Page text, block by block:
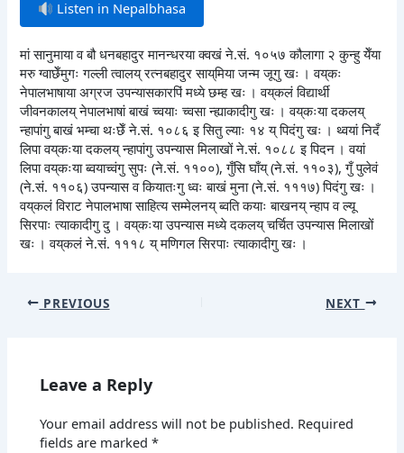
Listen in Nepalbhasa
मां सानुमाया व बौ धनबहादुर मानन्धरया क्वखं ने.सं. १०५७ कौलागा २ कुन्हु येँया
मरु ग्वाछेँमुगः गल्ली त्वालय् रत्नबहादुर साय्‌मिया जन्म जूगु खः । वय्‌कः
नेपालभाषाया अग्रज उपन्यासकारपिं मध्ये छम्ह खः । वय्‌कलं विद्यार्थी
जीवनकालय् नेपालभाषां बाखं च्वयाः च्वसा न्ह्याकादीगु खः । वय्‌कःया दकलय्
न्हापांगु बाखं भम्चा थःछेँ ने.सं. १०८६ इ सितु ल्याः १४ य् पिदंगु खः । थ्वयां निदँ
लिपा वय्‌कःया दकलय् न्हापांगु उपन्यास मिलाखों ने.सं. १०८८ इ पिदन । वयां
लिपा वय्‌कःया ब्वयाच्वंगु सुपः (ने.सं. ११००), गुँसि घाँय् (ने.सं. ११०३), गुँ पुलेवं
(ने.सं. ११०६) उपन्यास व कियातःगु ध्वः बाखं मुना (ने.सं. १११७) पिदंगु खः ।
वय्‌कलं विराट नेपालभाषा साहित्य सम्मेलनय् ब्वति कयाः बाखनय् न्हाप व ल्यू
सिरपाः त्याकादीगु दु । वय्‌कःया उपन्यास मध्ये दकलय् चर्चित उपन्यास मिलाखों
खः । वय्‌कलं ने.सं. १११८ य् मणिगल सिरपाः त्याकादीगु खः ।
PREVIOUS NEXT
Leave a Reply
Your email address will not be published. Required
fields are marked*